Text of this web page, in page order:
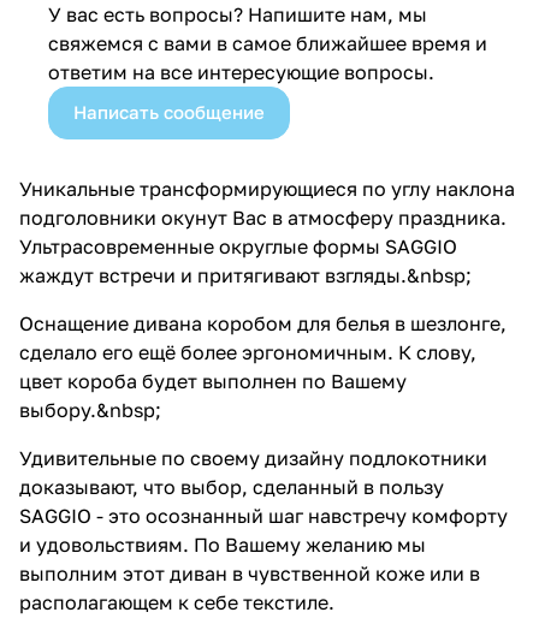
У вас есть вопросы? Напишите нам, мы
свяжемся с вами в самое ближайшее время и
ответим на все интересующие вопросы.
Написать сообщение
Уникальные трансформирующиеся по углу наклона
подголовники окунут Вас в атмосферу праздника.
Ультрасовременные округлые формы SAGGIO
жаждут встречи и притягивают взгляды.&nbsp;
Оснащение дивана коробом для белья в шезлонге,
сделало его ещё более эргономичным. К слову,
цвет короба будет выполнен по Вашему
выбору.&nbsp;
Удивительные по своему дизайну подлокотники
доказывают, что выбор, сделанный в пользу
SAGGIO - это осознанный шаг навстречу комфорту
и удовольствиям. По Вашему желанию мы
выполним этот диван в чувственной коже или в
располагающем к себе текстиле.